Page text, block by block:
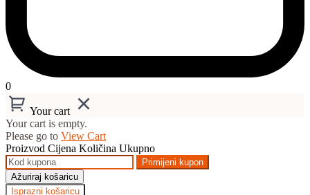
0
Your cart
Your cart is empty.
Please go to View Cart
Proizvod Cijena Količina Ukupno
Primijeni kupon
Ažuriraj košaricu
Isprazni košaricu